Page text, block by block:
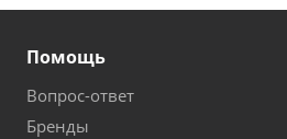
Помощь
Вопрос-ответ
Бренды